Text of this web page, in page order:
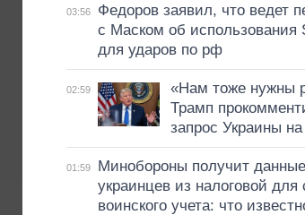
03:56
Федоров заявил, что ведет
с Маском об использования
для ударов по рф
02:59
«Нам тоже нужны
Трамп
запрос Украины
01:59
Минобороны получит данные
украинцев из налоговой для
воинского учета: что